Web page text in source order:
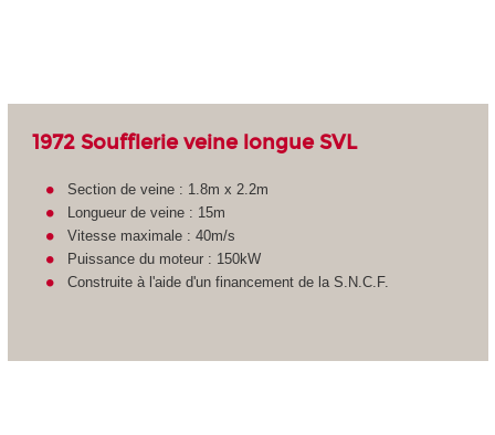
1972 Soufflerie veine longue SVL
Section de veine : 1.8m x 2.2m
Longueur de veine : 15m
Vitesse maximale : 40m/s
Puissance du moteur : 150kW
Construite à l'aide d'un financement de la S.N.C.F.